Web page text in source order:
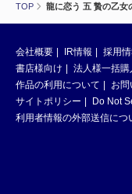
TOP 龍に恋う 五 贄の乙女
会社概要 IR情報 採用
書店様向け
法人様一括購
作品の利用について
お
サイトポリシー
Do Not
利用者情報の外部送信につ